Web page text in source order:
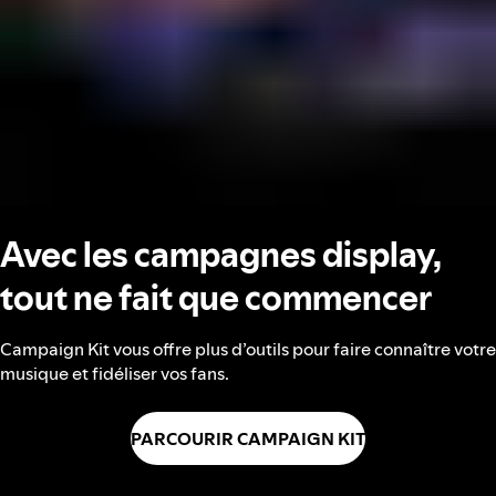
Avec les campagnes display,
tout ne fait que commencer
Campaign Kit vous offre plus d’outils pour faire connaître votre
musique et fidéliser vos fans.
PARCOURIR CAMPAIGN KIT